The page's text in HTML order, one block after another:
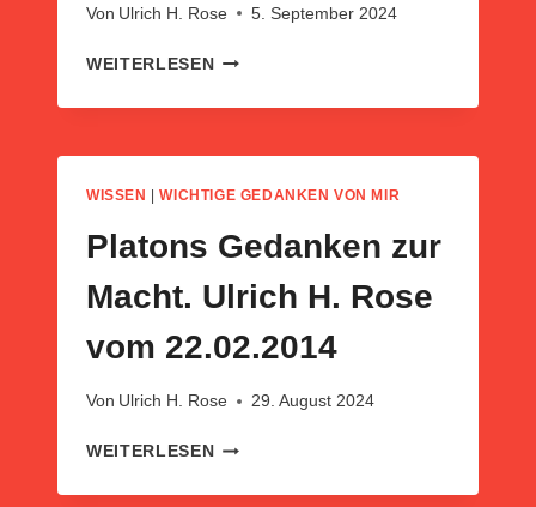
Von Ulrich H. Rose 5. September 2024
WEITERLESENSPRÜCHE
MACHT
WISSEN |WICHTIGE GEDANKEN VON MIR
Platons Gedanken zur
Macht. Ulrich H. Rose
vom 22.02.2014
Von Ulrich H. Rose 29. August 2024
WEITERLESENPLATONS
ZUR